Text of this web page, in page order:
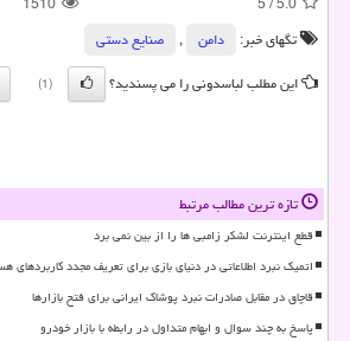
تگهای خبر:
دامن ,
صنایع دستی
این مطلب لباسدونی را می پسندید؟
(1)
تازه ترین مطالب مرتبط
قطع اینترنت لشکر زامبی ها را از بین نمی برد
اتمیک نبرد اطلاعاتی در دنیای بازی برای تعریف مجدد کاربردهای
قاچاق در مقابل صادرات نبرد پوشاک ایرانی برای فتح بازارها
پاسخ به چند سوال و ابهام متداول در رابطه با بازار خودرو